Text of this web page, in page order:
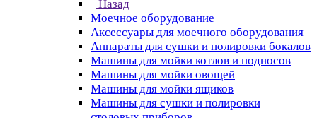
Назад
Моечное оборудование
Аксессуары для моечного оборудования
Аппараты для сушки и полировки бокалов
Машины для мойки котлов и подносов
Машины для мойки овощей
Машины для мойки ящиков
Машины для сушки и полировки